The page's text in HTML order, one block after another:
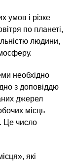
умов і різке
по планеті,
людини,
необхідно
з доповіддю
джерел
місць
Це число
які